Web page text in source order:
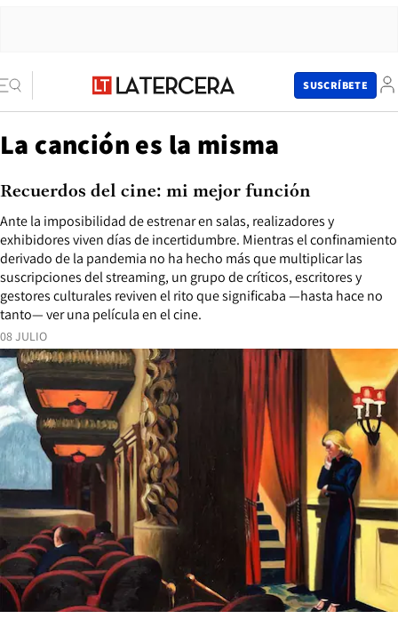
SUSCRÍBETE
La canción es la misma
08 JULIO
Ante la imposibilidad de estrenar en salas, realizadores y
exhibidores viven días de incertidumbre. Mientras el confinamiento
derivado de la pandemia no ha hecho más que multiplicar las
suscripciones del streaming, un grupo de críticos, escritores y
gestores culturales reviven el rito que significaba —hasta hace no
tanto— ver una película en el cine.
Recuerdos del cine: mi mejor función